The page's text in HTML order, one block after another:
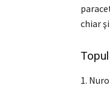
chiar
1.